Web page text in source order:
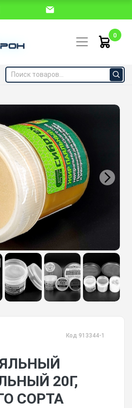
0
Код 913344-1
20Г,
СОРТА